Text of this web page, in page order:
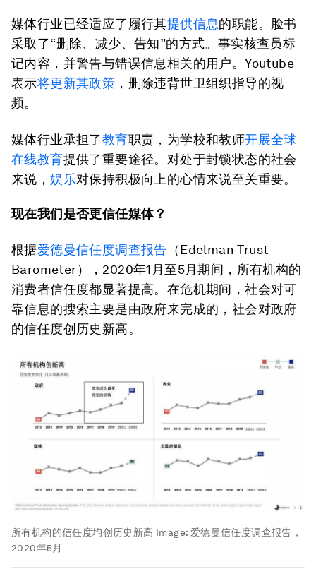
媒体行业已经适应了履行其提供信息的职能。脸书
采取了“删除、减少、告知”的方式。事实核查员标
记内容，并警告与错误信息相关的用户。Youtube
表示将更新其政策 ，删除违背世卫组织指导的视
频。
媒体行业承担了教育职责，为学校和教师开展全球
在线教育提供了重要途径。对处于封锁状态的社会
来说，娱乐对保持积极向上的心情来说至关重要。
现在我们是否更信任媒体？
根据爱德曼信任度调查报告 （Edelman Trust
Barometer），2020年1月至5月期间，所有机构的
消费者信任度都显著提高。在危机期间，社会对可
靠信息的搜索主要是由政府来完成的，社会对政府
的信任度创历史新高。
所有机构的信任度均创历史新高 Image: 爱德曼信任度调查报告，
2020年5月